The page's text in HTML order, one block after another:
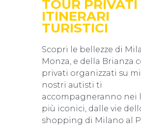
TOUR PRIVATI
ITINERARI
TURISTICI
Scopri le bellezze di
Monza, e della Brianza
privati organizzati su
nostri autisti ti
accompagneranno nei
più iconici, dalle vie
shopping di Milano al